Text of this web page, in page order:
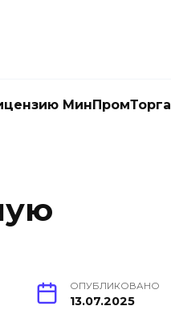
МинПромТорга
ОПУБЛИКОВАНО
13.07.2025